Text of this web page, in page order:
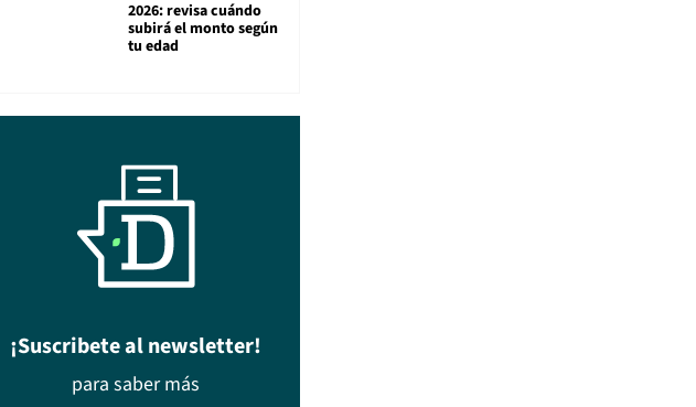
2026: revisa cuándo
subirá el monto según
tu edad
¡Suscribete al newsletter!
para saber más